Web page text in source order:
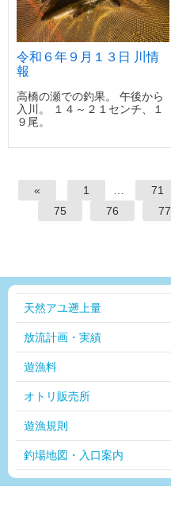
令和６年９月１３日 川情
報
高橋の瀬での釣果。 午後から
入川。 １４～２１センチ、１
９尾。
« 1 71
75
76 77
天然アユ遡上量
放流計画・実績
遊漁料
オトリ販売所
遊漁規則
釣場地図・入口案内